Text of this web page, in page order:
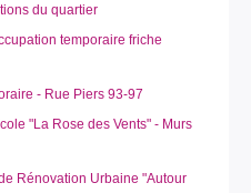
du quartier
temporaire friche
- Rue Piers 93-97
"La Rose des Vents" - Murs
Rénovation Urbaine "Autour